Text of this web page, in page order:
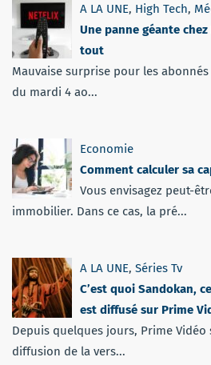
A LA UNE, High Tech,
Une panne géante
tout
Mauvaise surprise pour les
du mardi 4 ao...
Economie
Comment calculer sa
Vous envisagez peut-
immobilier. Dans ce cas, la pré...
A LA UNE, Séries Tv
C’est quoi Sandokan,
est diffusé sur Prime
Depuis quelques jours, Prime Vidéo
diffusion de la vers...